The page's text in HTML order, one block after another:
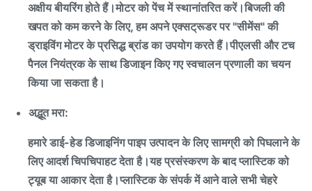
अक्षीय बीयरिंग होते हैं।मोटर को पेंच में स्थानांतरित करें।बिजली की
खपत को कम करने के लिए, हम अपने एक्सट्रूडर पर "सीमेंस" की
ड्राइविंग मोटर के प्रसिद्ध ब्रांड का उपयोग करते हैं।पीएलसी और टच
पैनल नियंत्रक के साथ डिजाइन किए गए स्वचालन प्रणाली का चयन
किया जा सकता है।
अद्भूत मरा:
हमारे डाई-हेड डिजाइनिंग पाइप उत्पादन के लिए सामग्री को पिघलाने के
लिए आदर्श चिपचिपाहट देता है।यह प्रसंस्करण के बाद प्लास्टिक को
ट्यूब या आकार देता है।प्लास्टिक के संपर्क में आने वाले सभी चेहरे